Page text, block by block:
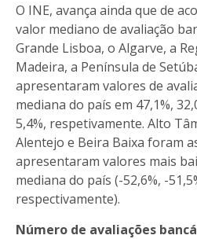
O INE, avança ainda que de
valor mediano de avaliação
Grande Lisboa, o Algarve, a
Madeira, a Península de
apresentaram valores de
mediana do país em 47,1%,
5,4%, respetivamente. Alto
Alentejo e Beira Baixa foram
apresentaram valores mais
mediana do país (-52,6%, -
respectivamente).
Número de avaliações